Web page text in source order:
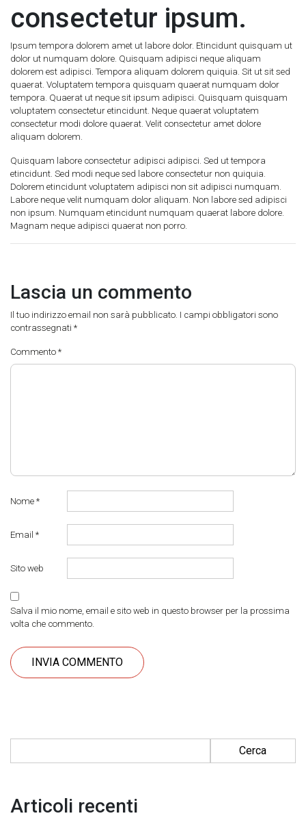
consectetur ipsum.
Ipsum tempora dolorem amet ut labore dolor. Etincidunt quisquam ut
dolor ut numquam dolore. Quisquam adipisci neque aliquam
dolorem est adipisci. Tempora aliquam dolorem quiquia. Sit ut sit sed
quaerat. Voluptatem tempora quisquam quaerat numquam dolor
tempora. Quaerat ut neque sit ipsum adipisci. Quisquam quisquam
voluptatem consectetur etincidunt. Neque quaerat voluptatem
consectetur modi dolore quaerat. Velit consectetur amet dolore
aliquam dolorem.
Quisquam labore consectetur adipisci adipisci. Sed ut tempora
etincidunt. Sed modi neque sed labore consectetur non quiquia.
Dolorem etincidunt voluptatem adipisci non sit adipisci numquam.
Labore neque velit numquam dolor aliquam. Non labore sed adipisci
non ipsum. Numquam etincidunt numquam quaerat labore dolore.
Magnam neque adipisci quaerat non porro.
Lascia un commento
Il tuo indirizzo email non sarà pubblicato. I campi obbligatori sono
contrassegnati *
Commento *
Nome *
Email *
Sito web
Salva il mio nome, email e sito web in questo browser per la prossima
volta che commento.
Articoli recenti